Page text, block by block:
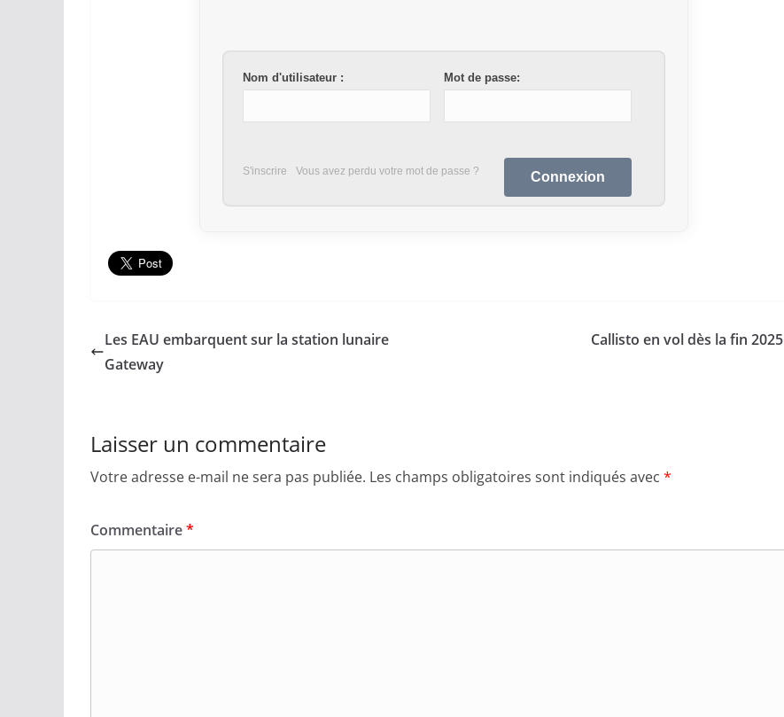
Nom d'utilisateur : Mot de passe:
S'inscrire Vous avez perdu votre mot de passe ?
Les EAU embarquent sur la station lunaire
Gateway
Callisto en vol dès la fin 2025
Laisser un commentaire
Votre adresse e-mail ne sera pas publiée. Les champs obligatoires sont indiqués avec *
Commentaire*